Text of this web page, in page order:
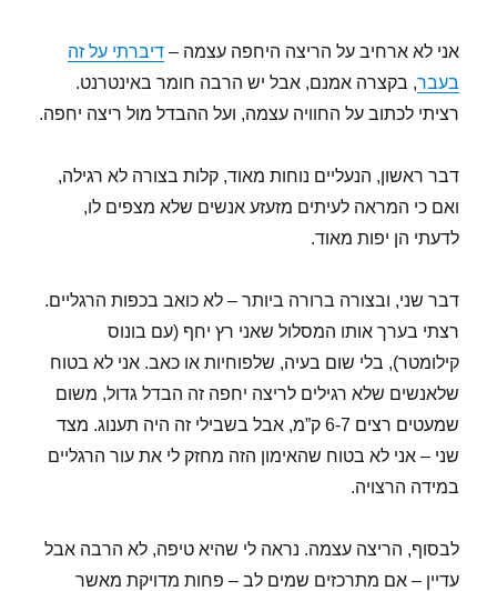
אני לא ארחיב על הריצה היחפה עצמה –דיברתי על זה
בעבר, בקצרה אמנם, אבל יש הרבה חומר באינטרנט.
רציתי לכתוב על החוויה עצמה, ועל ההבדל מול ריצה יחפה.
דבר ראשון, הנעליים נוחות מאוד, קלות בצורה לא רגילה,
ואם כי המראה לעיתים מזעזע אנשים שלא מצפים לו,
לדעתי הן יפות מאוד.
דבר שני, ובצורה ברורה ביותר – לא כואב בכפות הרגליים.
רצתי בערך אותו המסלול שאני רץ יחף (עם בונוס
קילומטר), בלי שום בעיה, שלפוחיות או כאב. אני לא בטוח
שלאנשים שלא רגילים לריצה יחפה זה הבדל גדול, משום
שמעטים רצים 6-7 ק”מ, אבל בשבילי זה היה תענוג. מצד
שני – אני לא בטוח שהאימון הזה מחזק לי את עור הרגליים
במידה הרצויה.
לבסוף, הריצה עצמה. נראה לי שהיא טיפה, לא הרבה אבל
עדיין – אם מתרכזים שמים לב – פחות מדויקת מאשר